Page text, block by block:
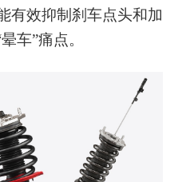
有效抑制刹车点头和加
车”痛点。